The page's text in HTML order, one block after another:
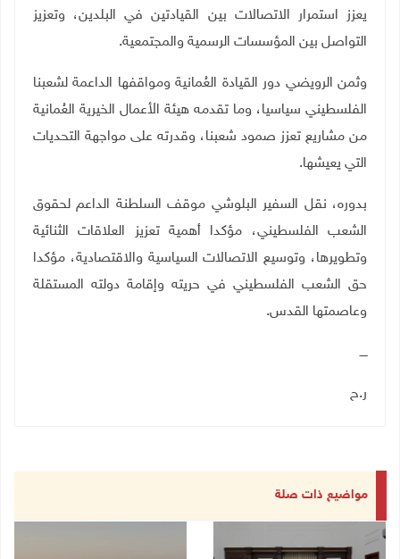
يعزز استمرار الاتصالات بين القيادتين في البلدين، وتعزيز
التواصل بين المؤسسات الرسمية والمجتمعية.
وثمن الرويضي دور القيادة العُمانية ومواقفها الداعمة لشعبنا
الفلسطيني سياسيا، وما تقدمه هيئة الأعمال الخيرية العُمانية
من مشاريع تعزز صمود شعبنا، وقدرته على مواجهة التحديات
التي يعيشها.
بدوره، نقل السفير البلوشي موقف السلطنة الداعم لحقوق
الشعب الفلسطيني، مؤكدا أهمية تعزيز العلاقات الثنائية
وتطويرها، وتوسيع الاتصالات السياسية والاقتصادية، مؤكدا
حق الشعب الفلسطيني في حريته وإقامة دولته المستقلة
وعاصمتها القدس.
ــــ
ر.ح
مواضيع ذات صلة